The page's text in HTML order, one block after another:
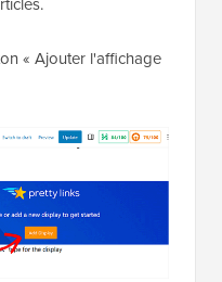
« Ajouter l'affichage